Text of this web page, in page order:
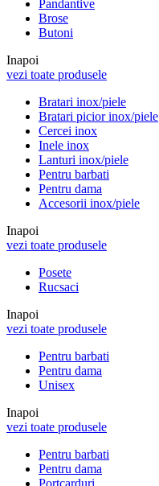
Pandantive
Brose
Butoni
Inapoi
vezi toate produsele
Bratari inox/piele
Bratari picior inox/piele
Cercei inox
Inele inox
Lanturi inox/piele
Pentru barbati
Pentru dama
Accesorii inox/piele
Inapoi
vezi toate produsele
Posete
Rucsaci
Inapoi
vezi toate produsele
Pentru barbati
Pentru dama
Unisex
Inapoi
vezi toate produsele
Pentru barbati
Pentru dama
Portcarduri